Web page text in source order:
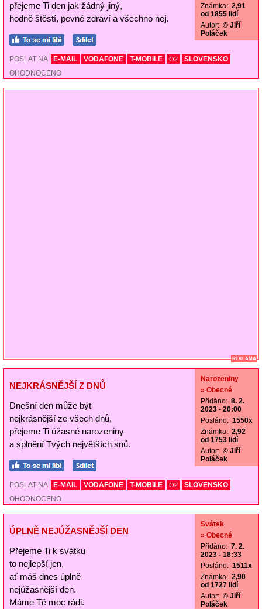
přejeme Ti den jak žádný jiný,
hodně štěstí, pevné zdraví a všechno nej.
Známka: 2,91
od 1855 lidí
Autor: © Jiří
Poláček
POSLAT NA E-MAIL VODAFONE T-MOBILE O2
SLOVENSKO
OHODNOCENO
REKLAMA
NEJKRÁSNĚJŠÍ Z DNŮ
Dnešní den může být
nejkrásnější ze všech dnů,
přejeme Ti úžasné narozeniny
a splnění Tvých největších snů.
Narozeniny
» Obecné
Přidáno: 8. 2.
2023 - 20:00
Posláno: 1550x
Známka: 2,92
od 1753 lidí
Autor: © Jiří
Poláček
POSLAT NA E-MAIL VODAFONE T-MOBILE O2
SLOVENSKO
OHODNOCENO
ÚPLNĚ NEJÚŽASNĚJŠÍ DEN
Přejeme Ti k svátku
to nejlepší jen,
ať máš dnes úplně
nejúžasnější den.
Máme Tě moc rádi.
Svátek
» Obecné
Přidáno: 7. 2.
2023 - 18:33
Posláno: 1511x
Známka: 2,90
od 1727 lidí
Autor: © Jiří
Poláček